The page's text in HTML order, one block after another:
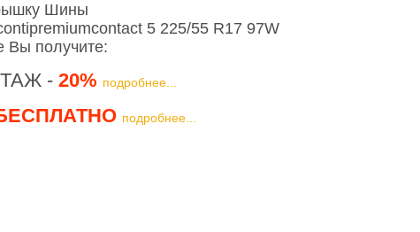
Шины
5 225/55 R17 97W
Вы получите:
- 20% подробнее...
подробнее...